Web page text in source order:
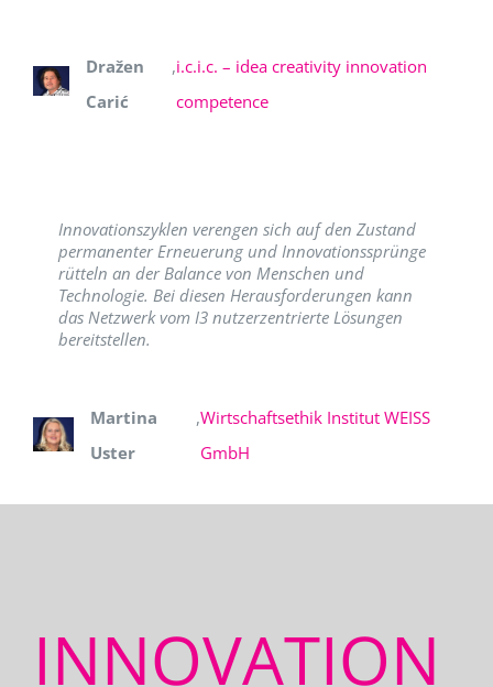
Dražen
Carić
,i.c.i.c. – idea creativity innovation
competence
Innovationszyklen verengen sich auf den Zustand
permanenter Erneuerung und Innovationssprünge
rütteln an der Balance von Menschen und
Technologie. Bei diesen Herausforderungen kann
das Netzwerk vom I3 nutzerzentrierte Lösungen
bereitstellen.
Martina
Uster
,Wirtschaftsethik Institut WEISS
GmbH
INNOVATION